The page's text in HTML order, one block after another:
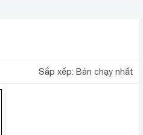
Sắp xếp: Bán chạy nhất